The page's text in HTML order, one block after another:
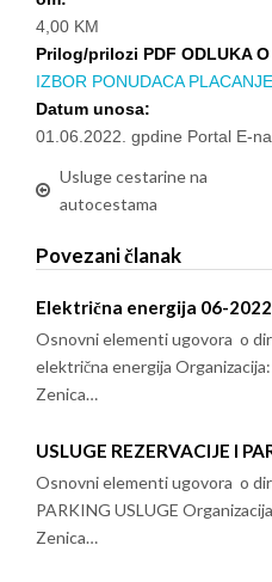
4,00 KM
Prilog/prilozi PDF ODLUKA
IZBOR PONUDACA
Datum unosa:
01.06.2022. gpdine Portal E-
Usluge cestarine na
autocestama
Povezani članak
Električna energija 06-2022
Osnovni elementi ugovora o
električna energija
Zenica…
USLUGE REZERVACIJE I
Osnovni elementi ugovora o
PARKING USLUGE
Zenica…